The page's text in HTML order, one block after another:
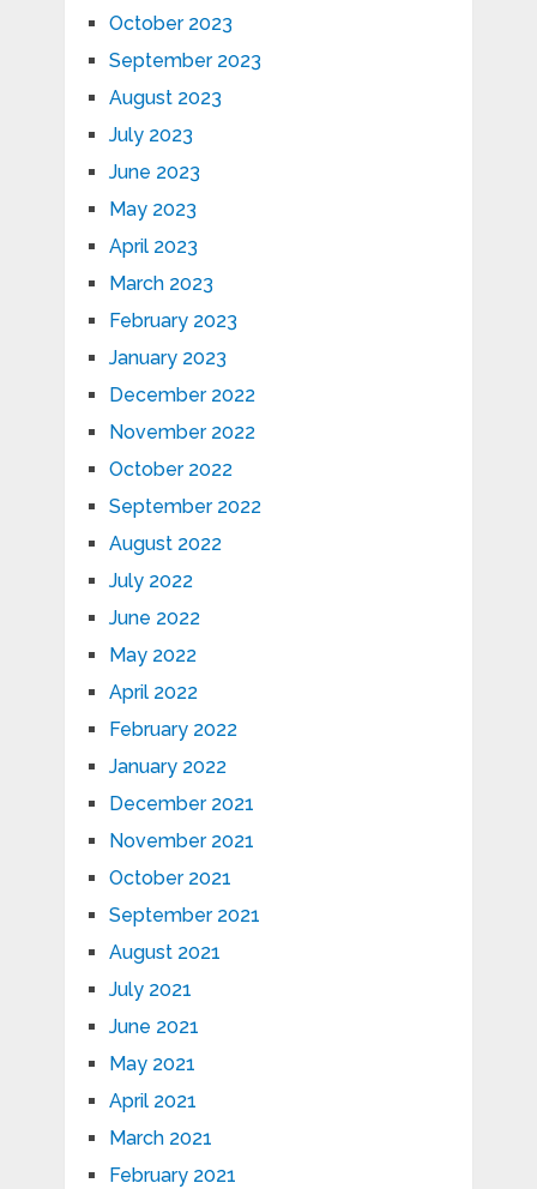
October 2023
September 2023
August 2023
July 2023
June 2023
May 2023
April 2023
March 2023
February 2023
January 2023
December 2022
November 2022
October 2022
September 2022
August 2022
July 2022
June 2022
May 2022
April 2022
February 2022
January 2022
December 2021
November 2021
October 2021
September 2021
August 2021
July 2021
June 2021
May 2021
April 2021
March 2021
February 2021